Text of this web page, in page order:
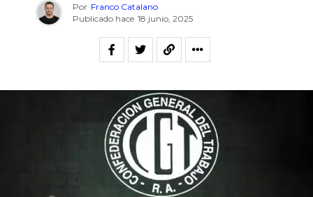
Por Franco Catalano
Publicado hace 18 junio, 2025